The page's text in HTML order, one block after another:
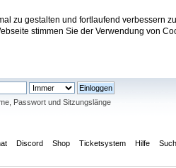
zu gestalten und fortlaufend verbessern
stimmen Sie der Verwendung von
Forum
Passwort und Sitzungslänge
Discord Shop Ticketsystem Hilfe